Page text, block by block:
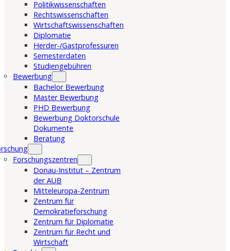
Politikwissenschaften
Rechtswissenschaften
Wirtschaftswissenschaften
Diplomatie
Herder-/Gastprofessuren
Semesterdaten
Studiengebühren
Bewerbung
Bachelor Bewerbung
Master Bewerbung
PHD Bewerbung
Bewerbung Doktorschule
Dokumente
Beratung
Forschungszentren
Donau-Institut – Zentrum
der AUB
Mitteleuropa-Zentrum
Zentrum für
Demokratieforschung
Zentrum für Diplomatie
Zentrum für Recht und
Wirtschaft